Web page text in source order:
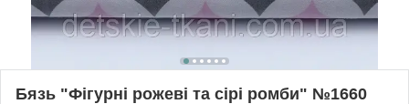
Бязь "Фігурні рожеві та сірі ромби" №1660